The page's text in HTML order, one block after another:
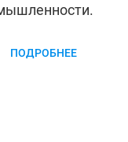
ПОДРОБНЕЕ